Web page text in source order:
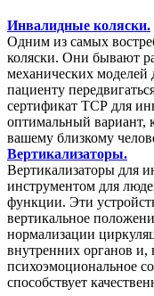
Инвалидные коляски.
Одним из самых
коляски. Они бывают
механических моделей
пациенту
сертификат ТСР для
оптимальный вариант,
вашему близкому
Вертикализаторы.
Вертикализаторы для
инструментом для
функции. Эти
вертикальное
нормализации
внутренних органов и,
психоэмоциональное
способствует